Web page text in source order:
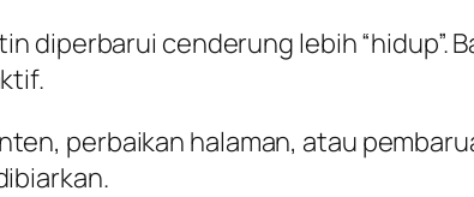
diperbarui cenderung lebih “hidup”.
perbaikan halaman, atau